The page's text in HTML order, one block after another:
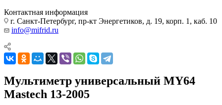
Контактная информация
г. Санкт-Петербург, пр-кт Энергетиков, д. 19, корп. 1, каб. 10
info@mifrid.ru
Мультиметр универсальный MY64
Mastech 13-2005